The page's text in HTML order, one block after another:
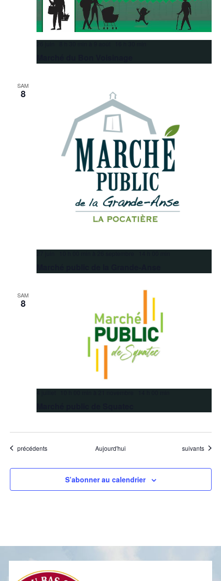
SAM
8
SAM
8
Évènements
précédents Aujourd'hui Évènements
suivants
S’abonner au calendrier